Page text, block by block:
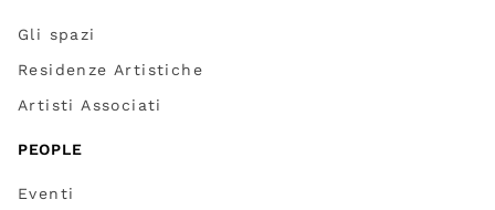
Gli spazi
Residenze Artistiche
Artisti Associati
PEOPLE
Eventi